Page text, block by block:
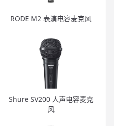
RODE M2 表演电容麦克风
Shure SV200 人声电容麦克
风